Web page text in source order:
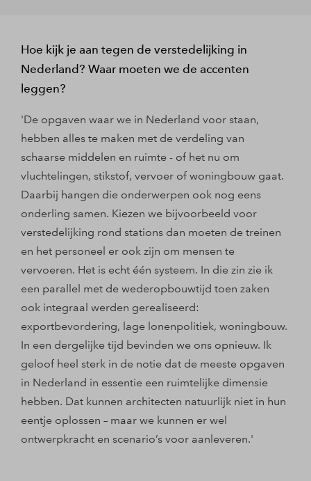
Hoe kijk je aan tegen de verstedelijking in
Nederland? Waar moeten we de accenten
leggen?
'De opgaven waar we in Nederland voor staan,
hebben alles te maken met de verdeling van
schaarse middelen en ruimte - of het nu om
vluchtelingen, stikstof, vervoer of woningbouw gaat.
Daarbij hangen die onderwerpen ook nog eens
onderling samen. Kiezen we bijvoorbeeld voor
verstedelijking rond stations dan moeten de treinen
en het personeel er ook zijn om mensen te
vervoeren. Het is echt één systeem. In die zin zie ik
een parallel met de wederopbouwtijd toen zaken
ook integraal werden gerealiseerd:
exportbevordering, lage lonenpolitiek, woningbouw.
In een dergelijke tijd bevinden we ons opnieuw. Ik
geloof heel sterk in de notie dat de meeste opgaven
in Nederland in essentie een ruimtelijke dimensie
hebben. Dat kunnen architecten natuurlijk niet in hun
eentje oplossen – maar we kunnen er wel
ontwerpkracht en scenario’s voor aanleveren.'